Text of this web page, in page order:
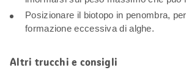
Posizionare il biotopo in penombra,
formazione eccessiva di alghe.
Altri trucchi e consigli